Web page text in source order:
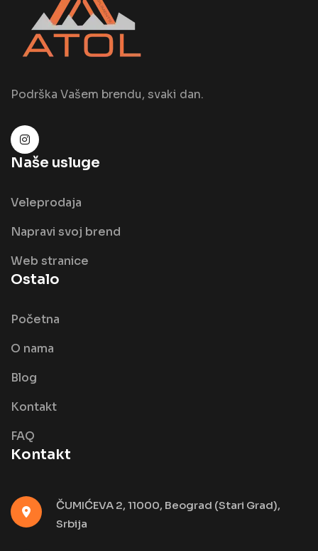
Podrška Vašem brendu, svaki dan.
Naše usluge
Veleprodaja
Napravi svoj brend
Web stranice
Ostalo
Početna
O nama
Blog
Kontakt
FAQ
Kontakt
ČUMIĆEVA 2, 11000, Beograd (Stari Grad),
Srbija